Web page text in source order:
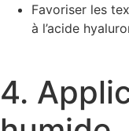
Favoriser les
à l’acide
4.